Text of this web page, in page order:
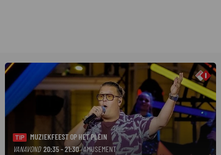
TIP
MUZIEKFEEST OP HET PLEIN
VANAVOND 20:35 - 21:30· AMUSEMENT